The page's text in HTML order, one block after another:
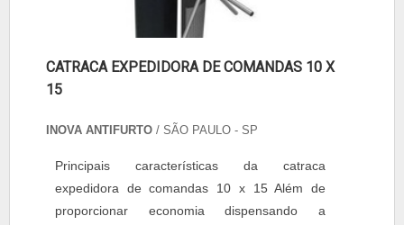
CATRACA EXPEDIDORA DE COMANDAS 10 X
15
INOVA ANTIFURTO / SÃO PAULO - SP
Principais características da catraca
expedidora de comandas 10 x 15 Além de
proporcionar economia dispensando a